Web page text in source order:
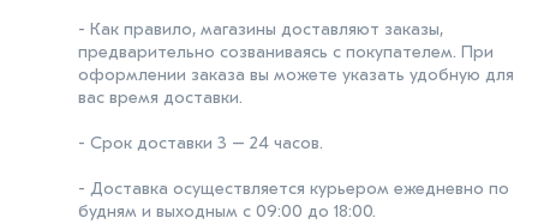
- Как правило, магазины доставляют заказы,
предварительно созваниваясь с покупателем. При
оформлении заказа вы можете указать удобную для
вас время доставки.
- Срок доставки 3 – 24 часов.
- Доставка осуществляется курьером ежедневно по
будням и выходным с 09:00 до 18:00.